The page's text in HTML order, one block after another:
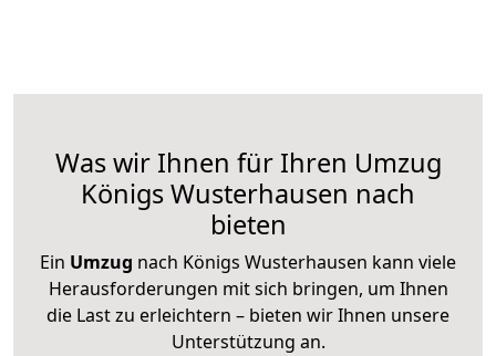
Was wir Ihnen für Ihren Umzug
Königs Wusterhausen nach
bieten
Ein Umzug nach Königs Wusterhausen kann viele
Herausforderungen mit sich bringen, um Ihnen
die Last zu erleichtern – bieten wir Ihnen unsere
Unterstützung an.